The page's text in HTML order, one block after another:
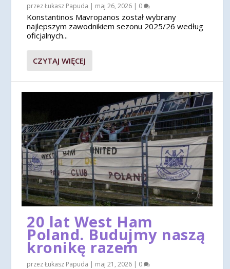
przezŁukasz Papuda | maj 26, 2026 | 0
Konstantinos Mavropanos został wybrany
najlepszym zawodnikiem sezonu 2025/26 według
oficjalnych...
CZYTAJ WIĘCEJ
20 lat West Ham
Poland. Budujmy naszą
kronikę razem
przezŁukasz Papuda | maj 21, 2026 | 0